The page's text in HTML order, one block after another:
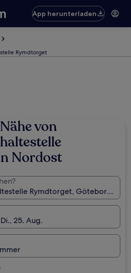
App herunterladen
Rymdtorget
von
Nordost
Rymdtorget, Göteborg,
25. Aug.